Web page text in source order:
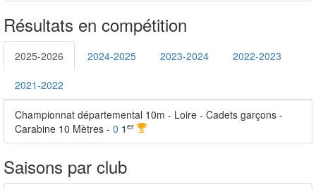
Résultats en compétition
2025-2026 2024-2025 2023-2024 2022-2023
2021-2022
Championnat départemental 10m - Loire - Cadets garçons -
Carabine 10 Mètres - 0 1 er
Saisons par club